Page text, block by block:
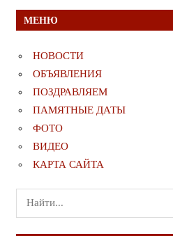
записей
МЕНЮ
НОВОСТИ
ОБЪЯВЛЕНИЯ
ПОЗДРАВЛЯЕМ
ПАМЯТНЫЕ ДАТЫ
ФОТО
ВИДЕО
КАРТА САЙТА
Поиск
для: